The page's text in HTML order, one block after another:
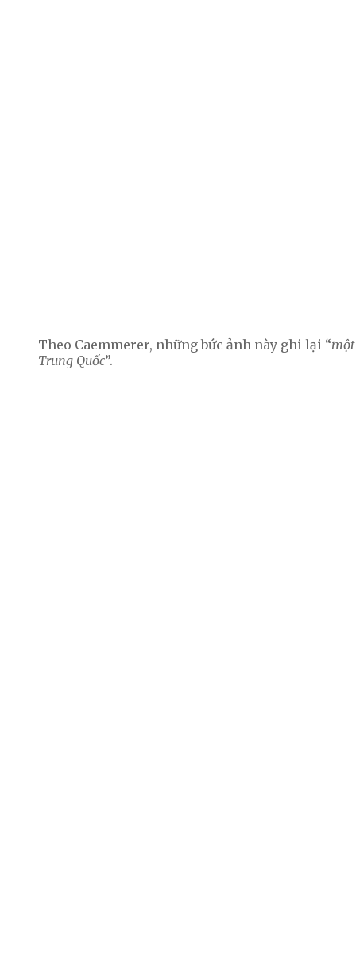
Theo Caemmerer, những bức ảnh này ghi lại “
Trung Quốc”.